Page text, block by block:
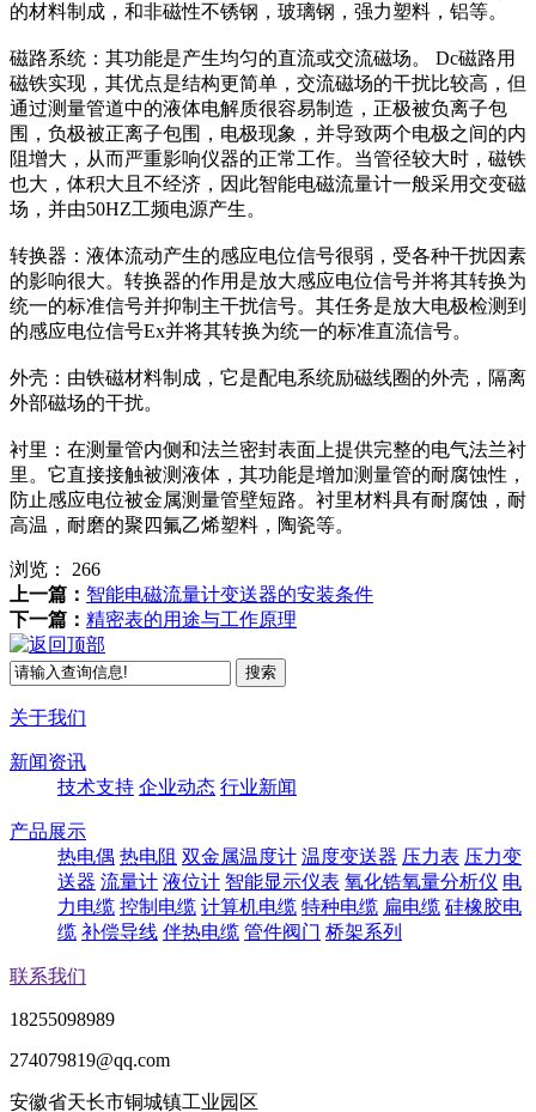
的材料制成，和非磁性不锈钢，玻璃钢，强力塑料，铝等。
磁路系统：其功能是产生均匀的直流或交流磁场。 Dc磁路用
磁铁实现，其优点是结构更简单，交流磁场的干扰比较高，但
通过测量管道中的液体电解质很容易制造，正极被负离子包
围，负极被正离子包围，电极现象，并导致两个电极之间的内
阻增大，从而严重影响仪器的正常工作。当管径较大时，磁铁
也大，体积大且不经济，因此智能电磁流量计一般采用交变磁
场，并由50HZ工频电源产生。
转换器：液体流动产生的感应电位信号很弱，受各种干扰因素
的影响很大。转换器的作用是放大感应电位信号并将其转换为
统一的标准信号并抑制主干扰信号。其任务是放大电极检测到
的感应电位信号Ex并将其转换为统一的标准直流信号。
外壳：由铁磁材料制成，它是配电系统励磁线圈的外壳，隔离
外部磁场的干扰。
衬里：在测量管内侧和法兰密封表面上提供完整的电气法兰衬
里。它直接接触被测液体，其功能是增加测量管的耐腐蚀性，
防止感应电位被金属测量管壁短路。衬里材料具有耐腐蚀，耐
高温，耐磨的聚四氟乙烯塑料，陶瓷等。
浏览： 266
上一篇： 智能电磁流量计变送器的安装条件
下一篇： 精密表的用途与工作原理
关于我们
新闻资讯
技术支持 企业动态 行业新闻
产品展示
热电偶 热电阻 双金属温度计 温度变送器 压力表 压力变
送器 流量计 液位计 智能显示仪表 氧化锆氧量分析仪 电
力电缆 控制电缆 计算机电缆 特种电缆 扁电缆 硅橡胶电
缆 补偿导线 伴热电缆 管件阀门 桥架系列
联系我们
18255098989
274079819@qq.com
安徽省天长市铜城镇工业园区